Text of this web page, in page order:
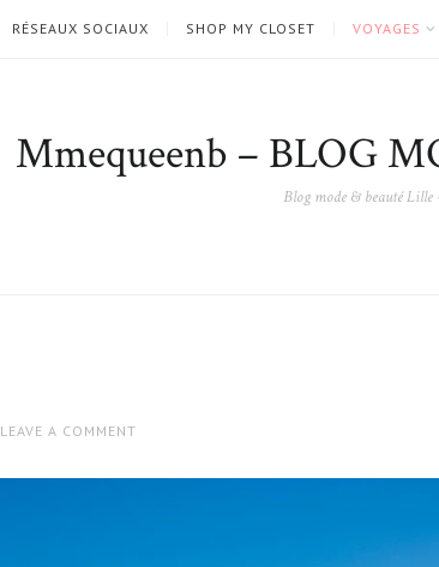
RÉSEAUX SOCIAUX SHOP MY CLOSET VOYAGES
Mmequeenb – BLOG
Blog mode & beauté Lille
LEAVE A COMMENT